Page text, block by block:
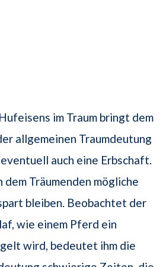
im Traum bringt dem
allgemeinen Traumdeutung
auch eine Erbschaft.
Träumenden mögliche
bleiben. Beobachtet der
wie einem Pferd ein
wird, bedeutet ihm die